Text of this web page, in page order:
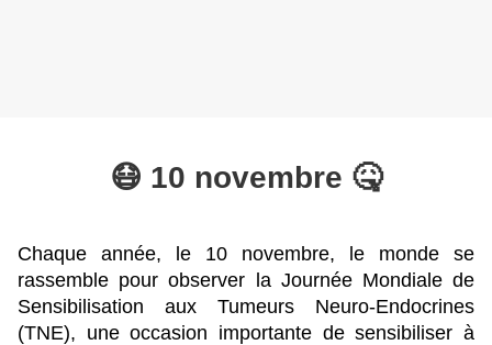
😷 10 novembre 🤒
Chaque année, le 10 novembre, le monde se
rassemble pour observer la Journée Mondiale de
Sensibilisation aux Tumeurs Neuro-Endocrines
(TNE), une occasion importante de sensibiliser à